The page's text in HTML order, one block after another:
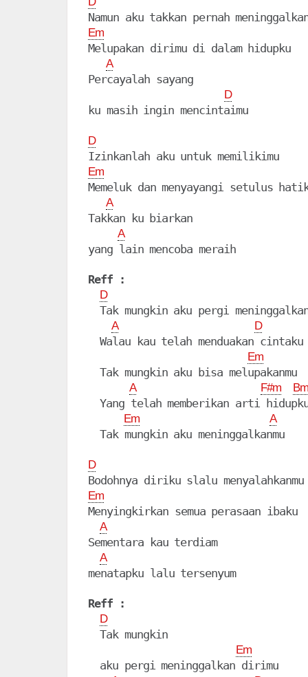
Em
Melupakan dirimu di dalam hidupku
A
Percayalah sayang
D
ku masih ingin mencintaimu
D
Izinkanlah aku untuk memilikimu
Em
Memeluk dan menyayangi setulus
A
Takkan ku biarkan
A
yang lain mencoba meraih
Reff :
D
Tak mungkin aku pergi
A D
  Walau kau telah menduakan cintaku
Em
  Tak mungkin aku bisa melupakanmu
A F#m Bm
Yang telah memberikan arti
Em A
  Tak mungkin aku meninggalkanmu
D
Bodohnya diriku slalu menyalahkanmu
Em
Menyingkirkan semua perasaan ibaku
A
Sementara kau terdiam
A
menatapku lalu tersenyum
Reff :
D
  Tak mungkin
Em
  aku pergi meninggalkan dirimu